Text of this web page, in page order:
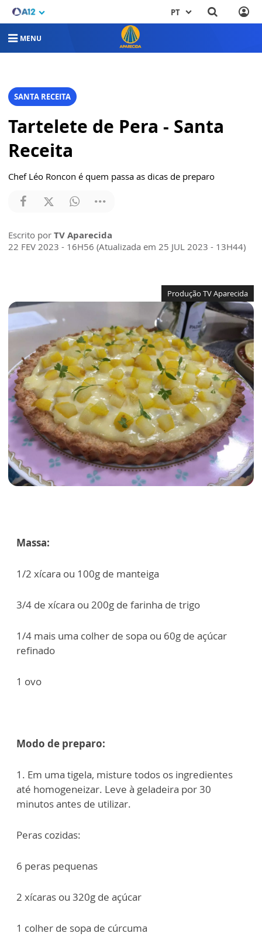
PT
MENU
SANTA RECEITA
Tartelete de Pera - Santa
Receita
Chef Léo Roncon é quem passa as dicas de preparo
Escrito por TV Aparecida
22 FEV 2023 - 16H56 (Atualizada em 25 JUL 2023 - 13H44)
Produção TV Aparecida
Massa:
1/2 xícara ou 100g de manteiga
3/4 de xícara ou 200g de farinha de trigo
1/4 mais uma colher de sopa ou 60g de açúcar
refinado
1 ovo
Modo de preparo:
1. Em uma tigela, misture todos os ingredientes
até homogeneizar. Leve à geladeira por 30
minutos antes de utilizar.
Peras cozidas:
6 peras pequenas
2 xícaras ou 320g de açúcar
1 colher de sopa de cúrcuma